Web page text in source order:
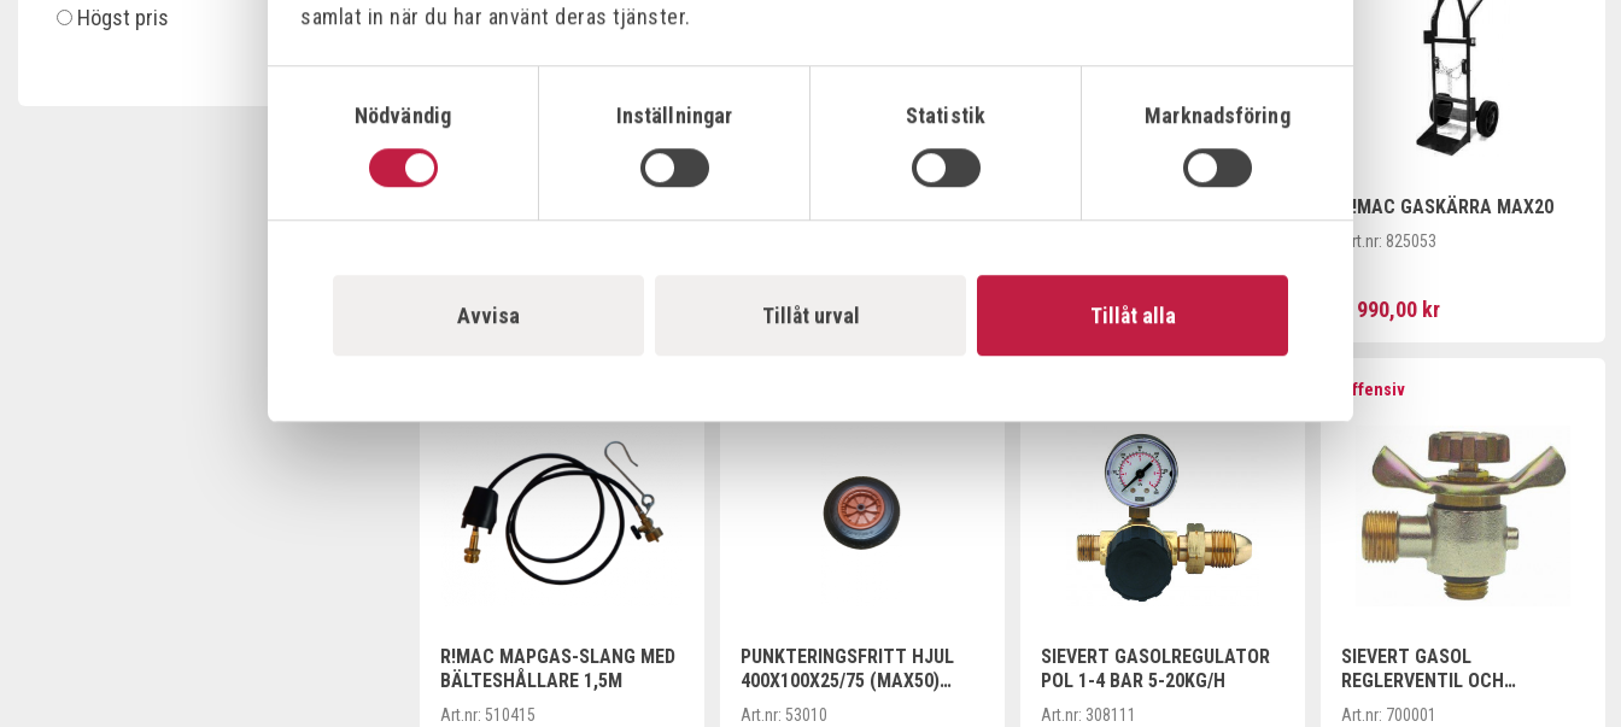
samlat in när du har använt deras tjänster.
Nödvändig
Inställningar Statistik Marknadsföring
Avvisa Tillåt urval Tillåt alla
Högst pris
45,00 kr 453,00 kr 126,00 kr
R!MAC GASKÄRRA MAX20
Art.nr: 825053
2 990,00 kr
R!MAC MAPGAS-SLANG MED
BÄLTESHÅLLARE 1,5M
Art.nr: 510415
PUNKTERINGSFRITT HJUL
400X100X25/75 (MAX50)
INKL. STARLOCK
Art.nr: 53010
SIEVERT GASOLREGULATOR
POL 1-4 BAR 5-20KG/H
Art.nr: 308111
Offensiv
SIEVERT GASOL
REGLERVENTIL OCH
ADAPTER M14X1,5 / R 3/8"V
Art.nr: 700001